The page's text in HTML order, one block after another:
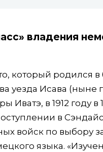
владения
который родился
уезда Исава (ныне
Иватэ, в 1912 году в
в
войск по выбору
языка.